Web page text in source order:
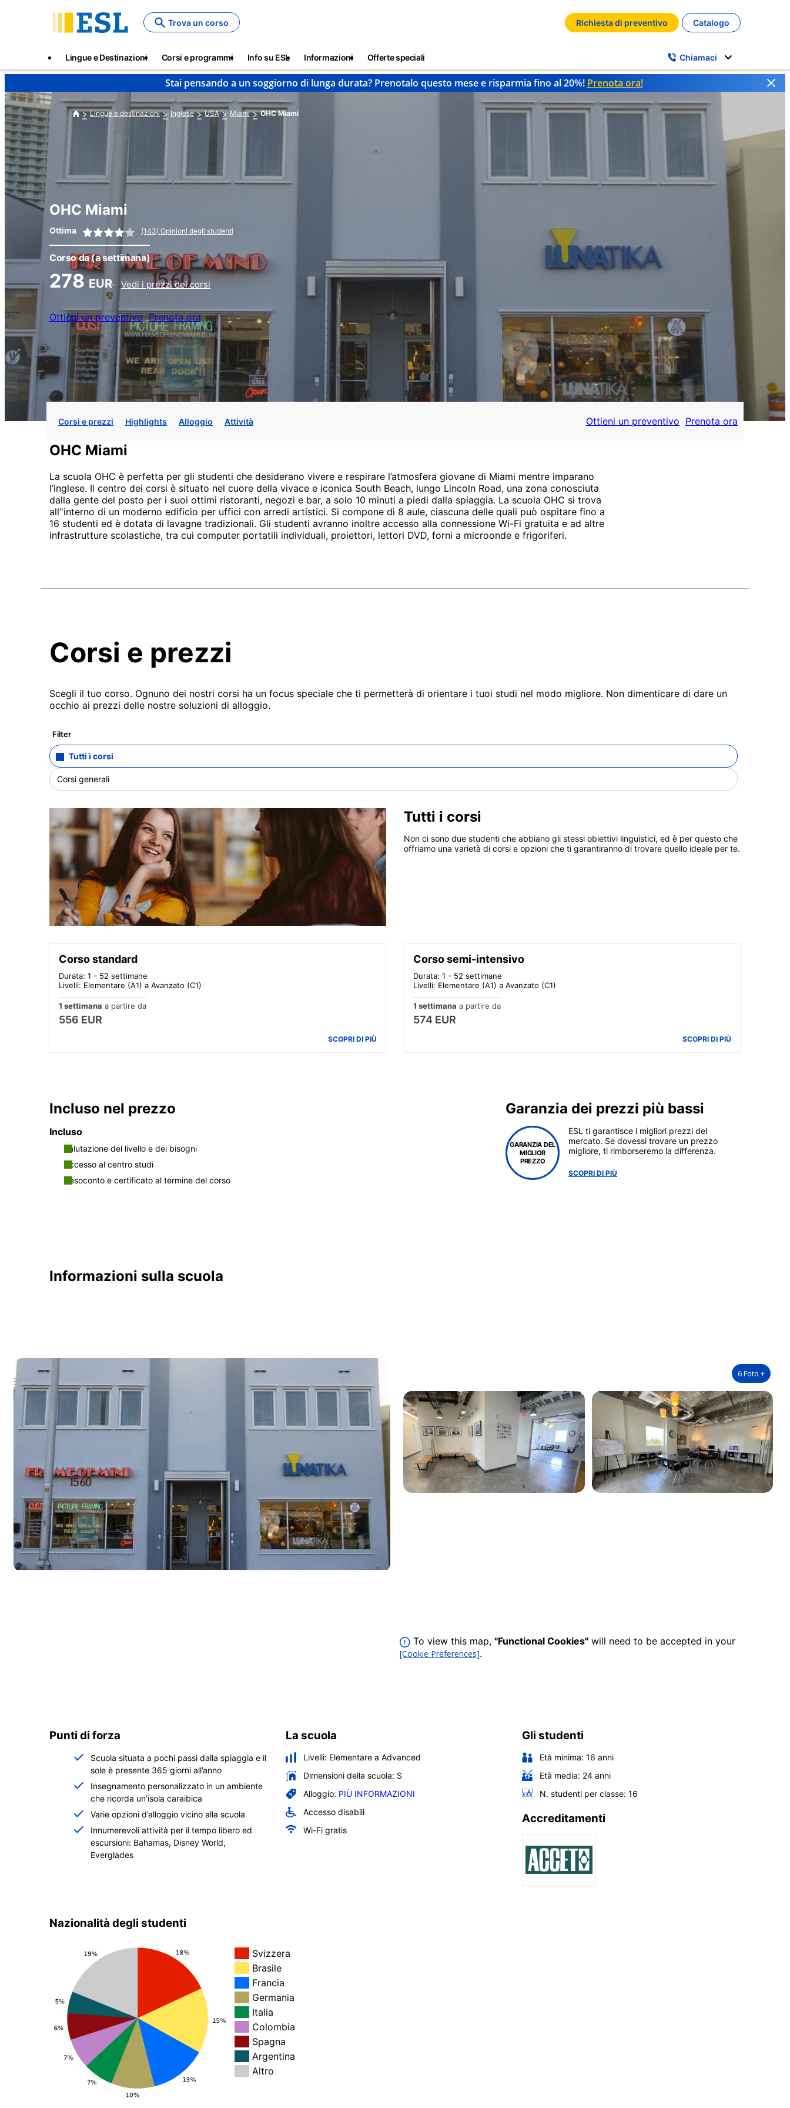
Trova un corso Richiesta di preventivo Catalogo
Lingue e Destinazioni Corsi e programmi Info su ESL Informazioni Offerte speciali Chiamaci
Stai pensando a un soggiorno di lunga durata? Prenotalo questo mese e risparmia fino al 20%! Prenota ora!
Lingue e destinazioni Inglese USA Miami OHC Miami
OHC Miami
Ottima (143) Opinioni degli studenti
Corso da(a settimana)
278EUR Vedi i prezzi dei corsi
Ottieni un preventivo Prenota ora
Corsi e prezzi Highlights Alloggio Attività Ottieni un preventivo Prenota ora
OHC Miami
La scuola OHC è perfetta per gli studenti che desiderano vivere e respirare l’atmosfera giovane di Miami mentre imparano
l’inglese. Il centro dei corsi è situato nel cuore della vivace e iconica South Beach, lungo Lincoln Road, una zona conosciuta
dalla gente del posto per i suoi ottimi ristoranti, negozi e bar, a solo 10 minuti a piedi dalla spiaggia. La scuola OHC si trova
all’'interno di un moderno edificio per uffici con arredi artistici. Si compone di 8 aule, ciascuna delle quali può ospitare fino a
16 studenti ed è dotata di lavagne tradizionali. Gli studenti avranno inoltre accesso alla connessione Wi-Fi gratuita e ad altre
infrastrutture scolastiche, tra cui computer portatili individuali, proiettori, lettori DVD, forni a microonde e frigoriferi.
Corsi e prezzi
Scegli il tuo corso. Ognuno dei nostri corsi ha un focus speciale che ti permetterà di orientare i tuoi studi nel modo migliore. Non dimenticare di dare un
occhio ai prezzi delle nostre soluzioni di alloggio.
Filter
Tutti i corsi
Corsi generali
Tutti i corsi
Non ci sono due studenti che abbiano gli stessi obiettivi linguistici, ed è per questo che
offriamo una varietà di corsi e opzioni che ti garantiranno di trovare quello ideale per te.
Corso standard
Durata: 1 - 52 settimane
Livelli: Elementare (A1) a Avanzato (C1)
1 settimana a partire da
556 EUR
SCOPRI DI PIÙ
Corso semi-intensivo
Durata: 1 - 52 settimane
Livelli: Elementare (A1) a Avanzato (C1)
1 settimana a partire da
574 EUR
SCOPRI DI PIÙ
Incluso nel prezzo
Incluso
Valutazione del livello e dei bisogni
Accesso al centro studi
Resoconto e certificato al termine del corso
Garanzia dei prezzi più bassi
GARANZIA DEL
MIGLIOR
PREZZO
ESL ti garantisce i migliori prezzi del
mercato. Se dovessi trovare un prezzo
migliore, ti rimborseremo la differenza.
SCOPRI DI PIÙ
Informazioni sulla scuola
6Foto +
To view this map, "Functional Cookies" will need to be accepted in your
[Cookie Preferences].
Punti di forza
Scuola situata a pochi passi dalla spiaggia e il
sole è presente 365 giorni all’anno
Insegnamento personalizzato in un ambiente
che ricorda un’isola caraibica
Varie opzioni d’alloggio vicino alla scuola
Innumerevoli attività per il tempo libero ed
escursioni: Bahamas, Disney World,
Everglades
La scuola
Livelli: Elementare a Advanced
Dimensioni della scuola: S
Alloggio: PIÙ INFORMAZIONI
Accesso disabili
Wi-Fi gratis
Gli studenti
Età minima: 16 anni
Età media: 24 anni
N. studenti per classe: 16
Accreditamenti
Nazionalità degli studenti
Svizzera
Brasile
Francia
Germania
Italia
Colombia
Spagna
Argentina
Altro